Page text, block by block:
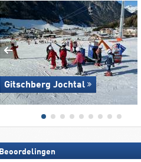
Gitschberg Jochtal
Beoordelingen